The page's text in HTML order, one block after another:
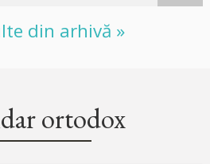
din arhivă »
ortodox